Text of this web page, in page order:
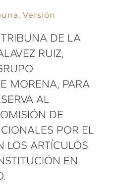
,Versión
DE LA
RUIZ,
MORENA, PARA
AL
DE
POR EL
LOS ARTÍCULOS
EN